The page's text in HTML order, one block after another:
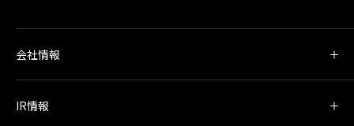
会社情報
IR情報